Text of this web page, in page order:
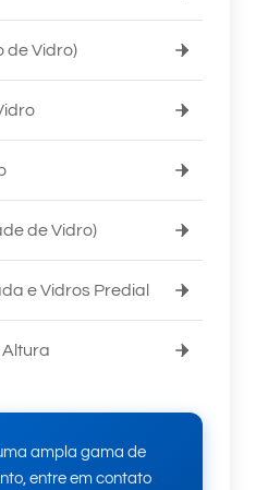
de Vidro)
de Vidro)
e Vidros Predial
Altura
ampla gama de
entre em contato